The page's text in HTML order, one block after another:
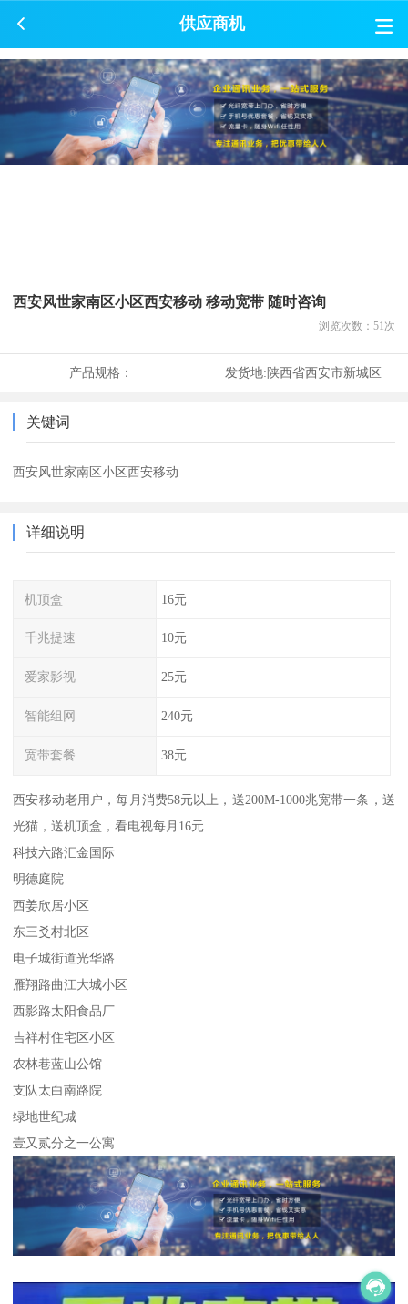
供应商机
西安风世家南区小区西安移动 移动宽带 随时咨询
浏览次数： 51 次
产品规格： 发货地:陕西省西安市新城区
关键词
西安风世家南区小区西安移动
详细说明
机顶盒 16元
千兆提速 10元
爱家影视 25元
智能组网 240元
宽带套餐 38元
西安移动老用户，每月消费58元以上，送200M-1000兆宽带一条，送
光猫，送机顶盒，看电视每月16元
科技六路汇金国际
明德庭院
西姜欣居小区
东三爻村北区
电子城街道光华路
雁翔路曲江大城小区
西影路太阳食品厂
吉祥村住宅区小区
农林巷蓝山公馆
支队太白南路院
绿地世纪城
壹又贰分之一公寓